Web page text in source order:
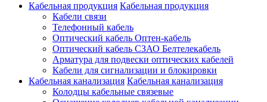
Кабельная продукция Кабельная продукция
Кабели связи
Телефонный кабель
Оптический кабель Оптен-кабель
Оптический кабель СЗАО Белтелекабель
Арматура для подвески оптических кабелей
Кабели для сигнализации и блокировки
Кабельная канализация Кабельная канализация
Колодцы кабельные связевые